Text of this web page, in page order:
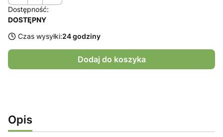
Dostępność:
DOSTĘPNY
Czas wysyłki:24 godziny
Dodaj do koszyka
Opis